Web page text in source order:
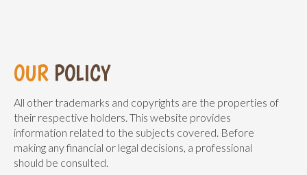
OUR POLICY
All other trademarks and copyrights are the properties of
their respective holders. This website provides
information related to the subjects covered. Before
making any financial or legal decisions, a professional
should be consulted.